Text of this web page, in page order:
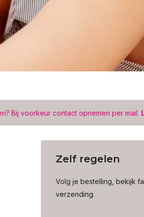
Bij voorkeur contact opnemen per mail.
Zelf regelen
Volg je bestelling, bekijk
verzending.